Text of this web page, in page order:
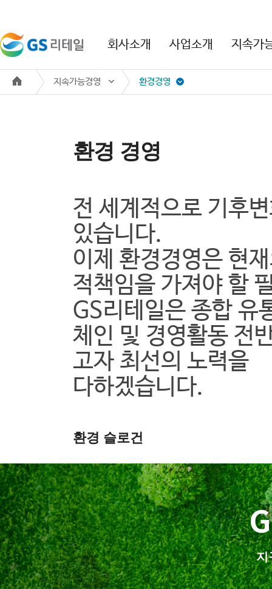
회사소개 사업소개 지속가
지속가능경영 환경경영
환경 경영
전 세계적으로 기후
있습니다.
이제 환경경영은 현
적책임을 가져야 할
GS리테일은 종합 유
체인 및 경영활동 전
고자 최선의 노력을
다하겠습니다.
환경 슬로건
지